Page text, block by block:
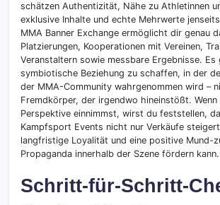
schätzen Authentizität, Nähe zu Athletinnen
exklusive Inhalte und echte Mehrwerte
MMA Banner Exchange ermöglicht dir genau
Platzierungen, Kooperationen mit Vereinen,
Veranstaltern sowie messbare Ergebnisse. Es
symbiotische Beziehung zu schaffen, in der
der MMA-Community wahrgenommen wird –
Fremdkörper, der irgendwo hineinstößt. Wenn
Perspektive einnimmst, wirst du feststellen,
Kampfsport Events nicht nur Verkäufe
langfristige Loyalität und eine positive Mund-
Propaganda innerhalb der Szene fördern kann.
Schritt-für-Schritt-